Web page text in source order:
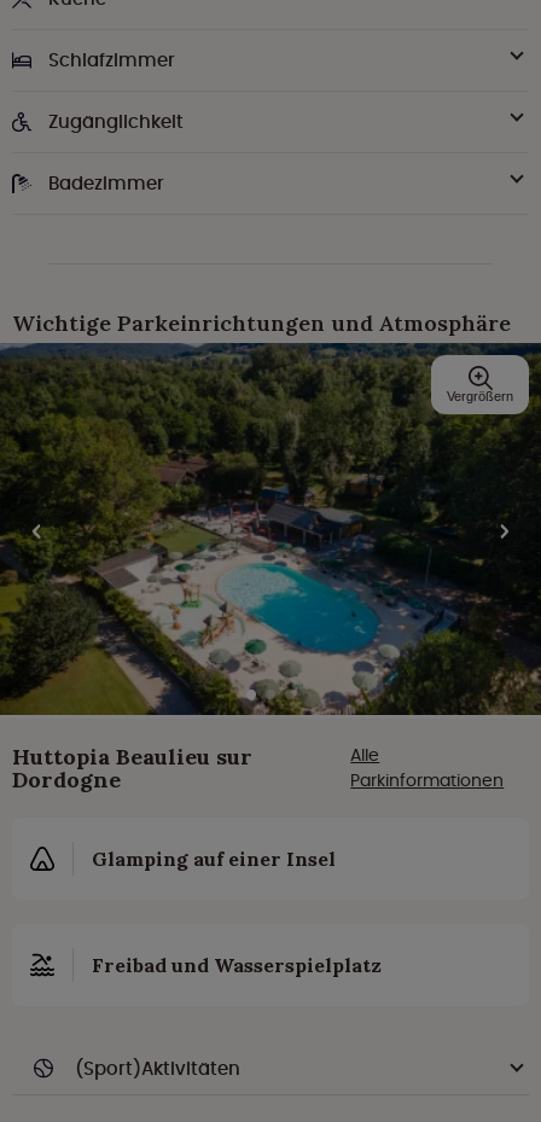
Schlafzimmer
Zugänglichkeit
Badezimmer
Wichtige Parkeinrichtungen und Atmosphäre
Vergrößern
Huttopia Beaulieu sur
Dordogne
Alle
Parkinformationen
Glamping auf einer Insel
Freibad und Wasserspielplatz
(Sport)Aktivitäten